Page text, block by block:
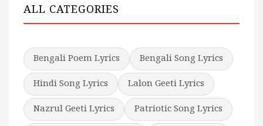
ALL CATEGORIES
Bengali Poem Lyrics
Bengali Song Lyrics
Hindi Song Lyrics
Lalon Geeti Lyrics
Nazrul Geeti Lyrics
Patriotic Song Lyrics